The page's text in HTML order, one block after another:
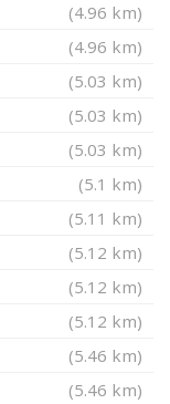
(4.96 km)
(4.96 km)
(5.03 km)
(5.03 km)
(5.03 km)
(5.1 km)
(5.11 km)
(5.12 km)
(5.12 km)
(5.12 km)
(5.46 km)
(5.46 km)